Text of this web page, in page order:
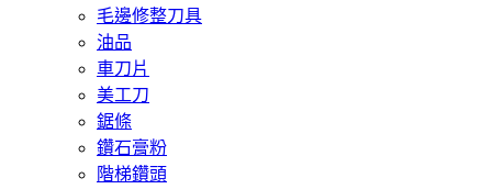
毛邊修整刀具
油品
車刀片
美工刀
鋸條
鑽石膏粉
階梯鑽頭